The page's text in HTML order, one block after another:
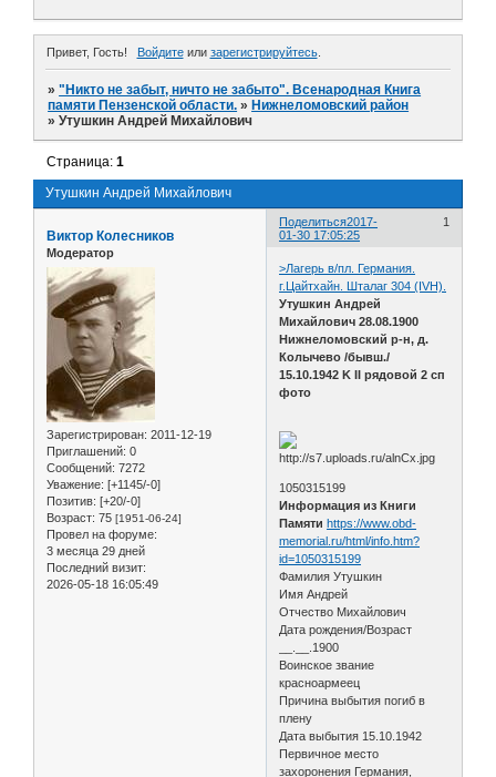
Привет, Гость! Войдитеили зарегистрируйтесь.
»"Никто не забыт, ничто не забыто". Всенародная Книга
памяти Пензенской области. » Нижнеломовский район
»Утушкин Андрей Михайлович
Утушкин Андрей Михайлович
Страница:1
Поделиться 1
2017-
01-30 17:05:25
Виктор Колесников
Модератор
Зарегистрирован: 2011-12-19
Приглашений: 0
Сообщений: 7272
Уважение: [+1145/-0]
Позитив: [+20/-0]
Возраст: 75 [1951-06-24]
Провел на форуме:
3 месяца 29 дней
Последний визит:
2026-05-18 16:05:49
>Лагерь в/пл. Германия.
г.Цайтхайн. Шталаг 304 (IVH).
Утушкин Андрей
Михайлович 28.08.1900
Нижнеломовский р-н, д.
Колычево /бывш./
15.10.1942 K II рядовой 2 сп
фото
1050315199
Информация из Книги
Памяти https://www.obd-
memorial.ru/html/info.htm?
id=1050315199
Фамилия Утушкин
Имя Андрей
Отчество Михайлович
Дата рождения/Возраст
__.__.1900
Воинское звание
красноармеец
Причина выбытия погиб в
плену
Дата выбытия 15.10.1942
Первичное место
захоронения Германия,